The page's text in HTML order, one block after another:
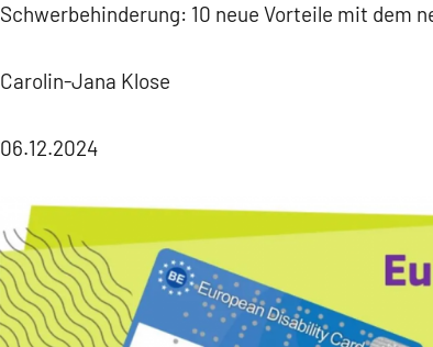
Schwerbehinderung: 10 neue Vorteile mit dem
Carolin-Jana Klose
06.12.2024